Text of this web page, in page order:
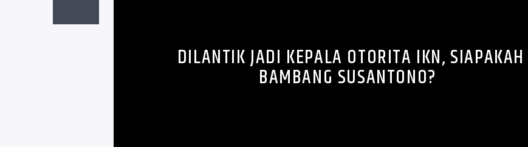
DILANTIK JADI KEPALA OTORITA IKN, SIAPAKAH
BAMBANG SUSANTONO?